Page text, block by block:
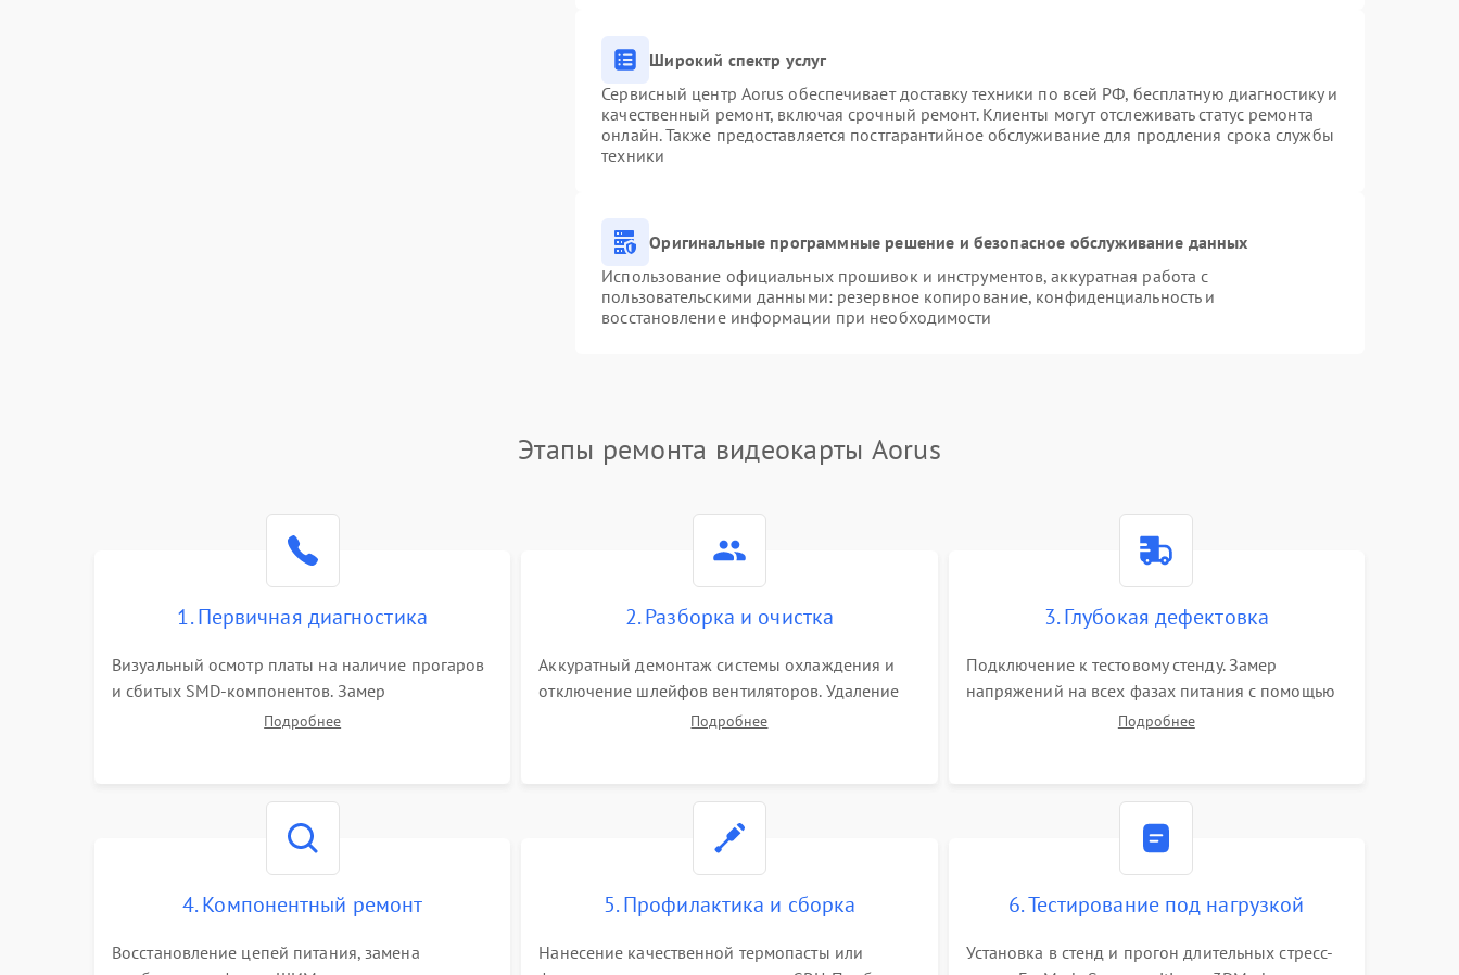
Широкий спектр услуг
Сервисный центр Aorus обеспечивает доставку техники по всей РФ, бесплатную диагностику и
качественный ремонт, включая срочный ремонт. Клиенты могут отслеживать статус ремонта
онлайн. Также предоставляется постгарантийное обслуживание для продления срока службы
техники
Оригинальные программные решение и безопасное обслуживание данных
Использование официальных прошивок и инструментов, аккуратная работа с
пользовательскими данными: резервное копирование, конфиденциальность и
восстановление информации при необходимости
Этапы ремонта видеокарты Aorus
1. Первичная диагностика
Визуальный осмотр платы на наличие прогаров
и сбитых SMD-компонентов. Замер
сопротивлений на линиях питания PCI-E и
Подробнее
2. Разборка и очистка
Аккуратный демонтаж системы охлаждения и
отключение шлейфов вентиляторов. Удаление
старой термопасты с кристалла графического
Подробнее
3. Глубокая дефектовка
Подключение к тестовому стенду. Замер
напряжений на всех фазах питания с помощью
осциллографа. Проверка инициализации.
Подробнее
4. Компонентный ремонт
Восстановление цепей питания, замена
5. Профилактика и сборка
Нанесение качественной термопасты или
6. Тестирование под нагрузкой
Установка в стенд и прогон длительных стресс-